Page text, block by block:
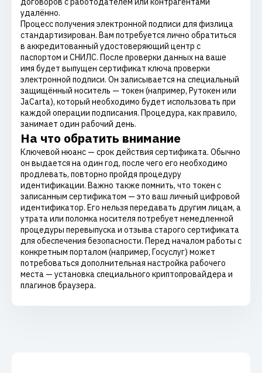
удалённо.
Процесс получения электронной подписи для физлица
стандартизирован. Вам потребуется лично обратиться
в аккредитованный удостоверяющий центр с
паспортом и СНИЛС. После проверки данных на ваше
имя будет выпущен сертификат ключа проверки
электронной подписи. Он записывается на специальный
защищённый носитель — токен (например, Рутокен или
JaCarta), который необходимо будет использовать при
каждой операции подписания. Процедура, как правило,
занимает один рабочий день.
На что обратить внимание
Ключевой нюанс — срок действия сертификата. Обычно
он выдается на один год, после чего его необходимо
продлевать, повторно пройдя процедуру
идентификации. Важно также помнить, что токен с
записанным сертификатом — это ваш личный цифровой
идентификатор. Его нельзя передавать другим лицам, а
утрата или поломка носителя потребует немедленной
процедуры перевыпуска и отзыва старого сертификата
для обеспечения безопасности. Перед началом работы с
конкретным порталом (например, Госуслуг) может
потребоваться дополнительная настройка рабочего
места — установка специального криптопровайдера и
плагинов браузера.